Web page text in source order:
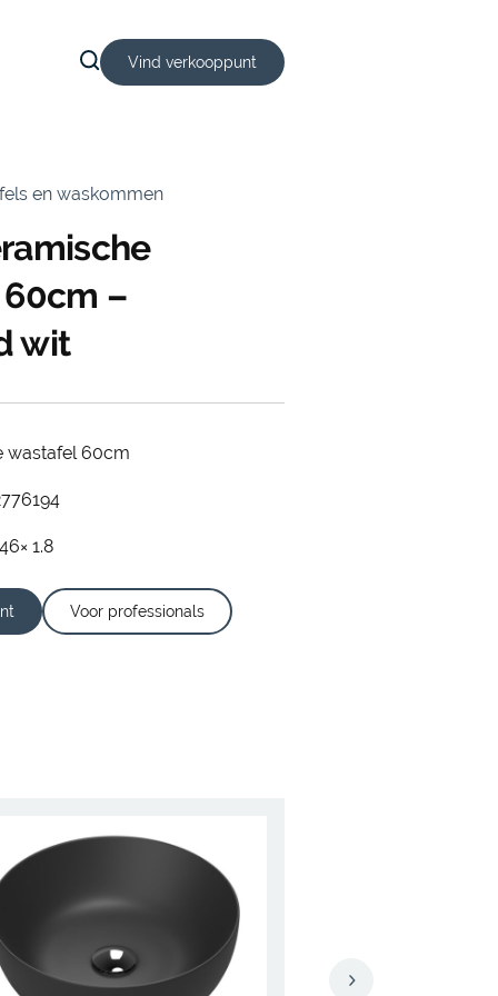
Vind verkooppunt
en waskommen
–
wit
wastafel 60cm
1.8
Voor professionals